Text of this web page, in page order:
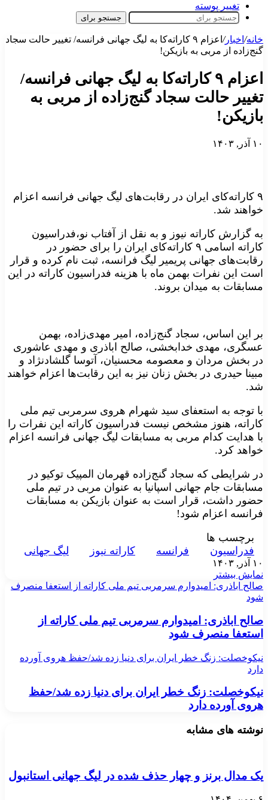
تغییر پوسته
جستجو برای
خانه/ اخبار/
اعزام ۹ کاراته‌کا به لیگ جهانی فرانسه/ تغییر حالت سجاد
گنج‌زاده از مربی به بازیکن!
اعزام ۹ کاراته‌کا به لیگ جهانی فرانسه/
تغییر حالت سجاد گنج‌زاده از مربی به
بازیکن!
۱۰ آذر, ۱۴۰۳
۹ کاراته‌کای ایران در رقابت‌های لیگ جهانی فرانسه اعزام
خواهند شد.
به گزارش کاراته نیوز و به نقل از آفتاب نو،فدراسیون
کاراته اسامی ۹ کاراته‌کای ایران را برای حضور در
رقابت‌های جهانی پریمیر لیگ فرانسه، ثبت نام کرده و قرار
است این نفرات بهمن ماه با هزینه فدراسیون کاراته در این
مسابقات به میدان بروند.
بر این اساس، سجاد گنج‌زاده، امیر مهدی‌زاده، بهمن
عسگری، مهدی خدابخشی، صالح اباذری و مهدی عاشوری
در بخش مردان و معصومه محسنیان، آتوسا گلشادنژاد و
مبینا حیدری در بخش زنان نیز به این رقابت‌ها اعزام خواهند
شد.
با توجه به استعفای سید شهرام هروی سرمربی تیم ملی
کاراته، هنوز مشخص نیست فدراسیون کاراته این نفرات را
با هدایت کدام مربی به مسابقات لیگ جهانی فرانسه اعزام
خواهد کرد.
در شرایطی که سجاد گنج‌زاده قهرمان المپیک توکیو در
مسابقات جام جهانی اسپانیا به عنوان مربی در تیم ملی
حضور داشت، قرار است به عنوان بازیکن به مسابقات
فرانسه اعزام شود!
برچسب ها
فدراسیون
فرانسه کاراته نیوز لیگ جهانی
۱۰ آذر, ۱۴۰۳
نمایش بیشتر
صالح اباذری: امیدوارم سرمربی تیم ملی کاراته از استعفا منصرف
شود
صالح اباذری: امیدوارم سرمربی تیم ملی کاراته از
استعفا منصرف شود
نیکوخصلت: زنگ خطر ایران برای دنیا زده شد/حفظ هروی آورده
دارد
نیکوخصلت: زنگ خطر ایران برای دنیا زده شد/حفظ
هروی آورده دارد
نوشته های مشابه
یک مدال برنز و چهار حذف شده در لیگ جهانی استانبول